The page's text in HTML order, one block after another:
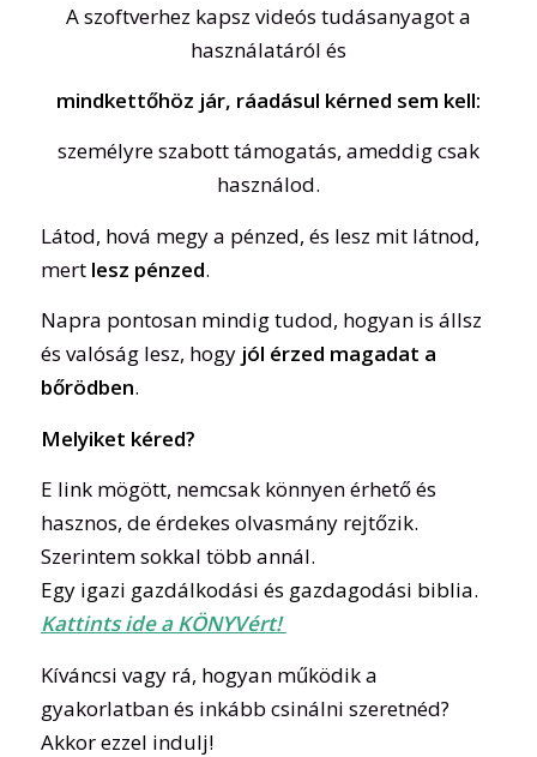
A szoftverhez kapsz videós tudásanyagot a
használatáról és
mindkettőhöz jár, ráadásul kérned sem kell:
személyre szabott támogatás, ameddig csak
használod.
Látod, hová megy a pénzed, és lesz mit látnod,
mert lesz pénzed.
Napra pontosan mindig tudod, hogyan is állsz
és valóság lesz, hogy jól érzed magadat a
bőrödben.
Melyiket kéred?
E link mögött, nemcsak könnyen érhető és
hasznos, de érdekes olvasmány rejtőzik.
Szerintem sokkal több annál.
Egy igazi gazdálkodási és gazdagodási biblia.
Kattints ide a KÖNYVért!
Kíváncsi vagy rá, hogyan működik a
gyakorlatban és inkább csinálni szeretnéd?
Akkor ezzel indulj!